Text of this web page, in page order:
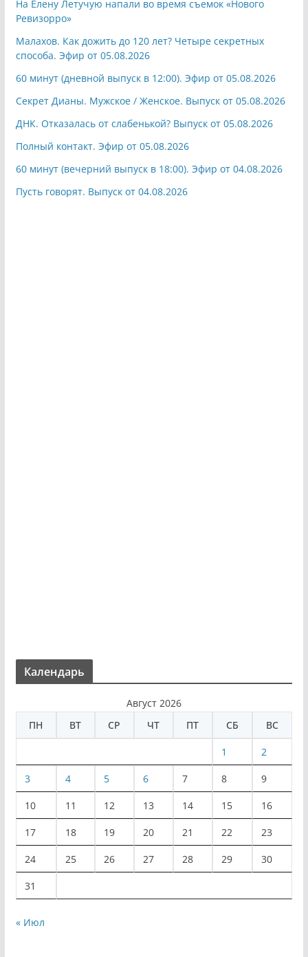
На Елену Летучую напали во время съемок «Нового
Ревизорро»
Малахов. Как дожить до 120 лет? Четыре секретных
способа. Эфир от 05.08.2026
60 минут (дневной выпуск в 12:00). Эфир от 05.08.2026
Секрет Дианы. Мужское / Женское. Выпуск от 05.08.2026
ДНК. Отказалась от слабенькой? Выпуск от 05.08.2026
Полный контакт. Эфир от 05.08.2026
60 минут (вечерний выпуск в 18:00). Эфир от 04.08.2026
Пусть говорят. Выпуск от 04.08.2026
Календарь
Август 2026
ПН
ВТ СР ЧТ ПТ СБ ВС
1 2
3 4 5 6 7 8 9
10 11 12 13 14 15 16
17 18 19 20 21 22 23
24 25 26 27 28 29 30
31
« Июл